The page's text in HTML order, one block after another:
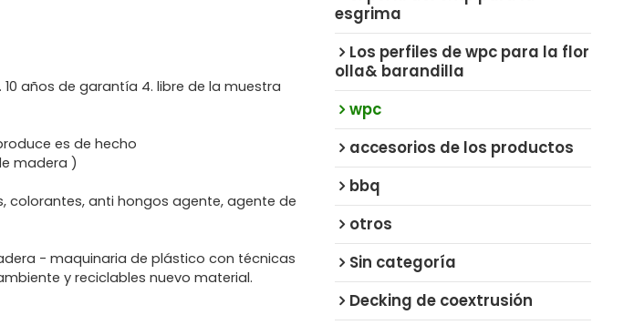
años de garantía 4. libre de la muestra
es de hecho
madera )
colorantes, anti hongos agente, agente de
- maquinaria de plástico con técnicas
y reciclables nuevo material.
esgrima
Los perfiles de wpc para la flor
olla& barandilla
wpc
accesorios de los productos
bbq
otros
Sin categoría
Decking de coextrusión